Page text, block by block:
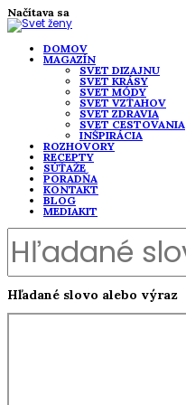
Načítava sa
DOMOV
MAGAZÍN
SVET DIZAJNU
SVET KRÁSY
SVET MÓDY
SVET VZŤAHOV
SVET ZDRAVIA
SVET CESTOVANIA
INŠPIRÁCIA
ROZHOVORY
RECEPTY
SÚŤAŽE
PORADŇA
KONTAKT
BLOG
MEDIAKIT
Hľadané slovo alebo výraz